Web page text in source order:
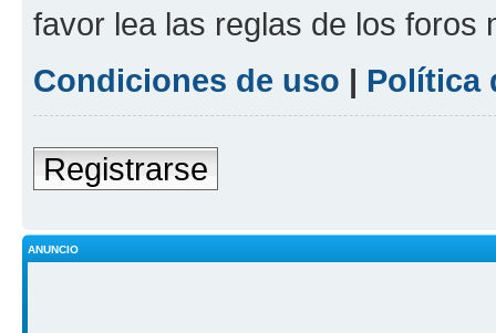
favor lea las reglas de los foros
Condiciones de uso | Política
Registrarse
ANUNCIO